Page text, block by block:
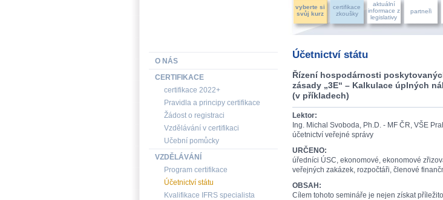
vyberte si
svůj kurz
certifikace
zkoušky
aktuální
informace z
legislativy
partneři
Účetnictví státu
Řízení hospodárnosti
zásady „3E“ – Kalkulace úplných
(v příkladech)
Lektor:
Ing. Michal Svoboda, Ph.D. - MF ČR, VŠE
účetnictví veřejné správy
URČENO:
úředníci ÚSC, ekonomové, ekonomové
veřejných zakázek, rozpočtáři, členové
OBSAH:
Cílem tohoto semináře je nejen získat
O NÁS
CERTIFIKACE
certifikace 2022+
Pravidla a principy certifikace
Žádost o registraci
Vzdělávání v certifikaci
Učební pomůcky
VZDĚLÁVÁNÍ
Program certifikace
Účetnictví státu
Kvalifikace IFRS specialista